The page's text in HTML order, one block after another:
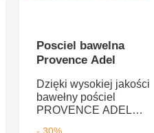
Posciel bawelna
Provence Adel
Dzięki wysokiej jakości
bawełny pościel
PROVENCE ADEL